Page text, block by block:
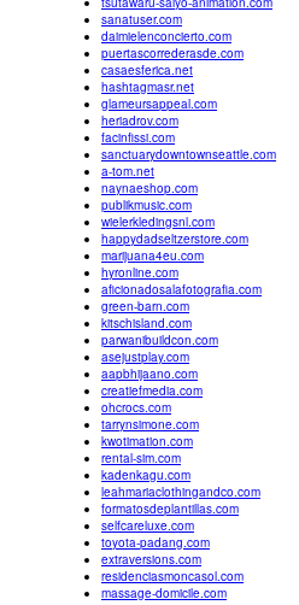
sanatuser.com
daimielenconcierto.com
puertascorrederasde.com
casaesferica.net
hashtagmasr.net
glameursappeal.com
heriadrov.com
facinfissi.com
sanctuarydowntownseattle.com
a-tom.net
naynaeshop.com
publikmusic.com
wielerkledingsnl.com
happydadseltzerstore.com
marijuana4eu.com
hyronline.com
aficionadosalafotografia.com
green-barn.com
kitschisland.com
parwanibuildcon.com
asejustplay.com
aapbhijaano.com
creatiefmedia.com
ohcrocs.com
tarrynsimone.com
kwotimation.com
rental-sim.com
kadenkagu.com
leahmariaclothingandco.com
formatosdeplantillas.com
selfcareluxe.com
toyota-padang.com
extraversions.com
residenciasmoncasol.com
massage-domicile.com